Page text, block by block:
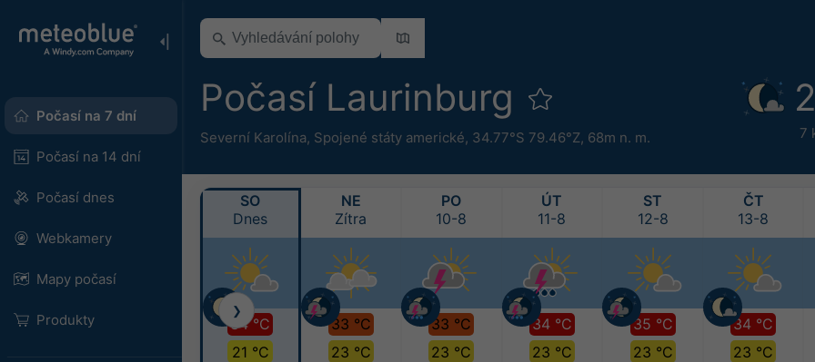
Počasí na 7 dní
Počasí na 14 dní
Počasí dnes
Webkamery
Mapy počasí
Produkty
Počasí Laurinburg
Severní Karolína, Spojené státy americké, 34.77°S 79.46°Z, 68m n. m. 7
SO
Dnes
34 °C
21 °C
NE
Zítra
33 °C
23 °C
PO
10-8
33 °C
23 °C
ÚT
11-8
34 °C
23 °C
ST
12-8
35 °C
23 °C
ČT
13-8
34 °C
23 °C
❯